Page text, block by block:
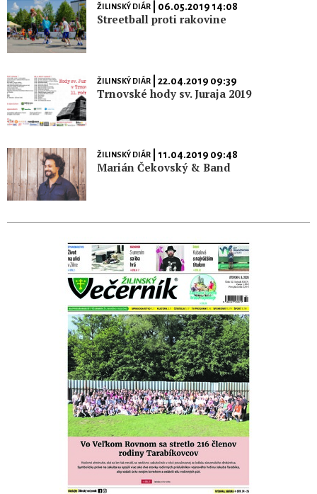
ŽILINSKÝ DIÁR| 06.05.2019 14:08
Streetball proti rakovine
ŽILINSKÝ DIÁR| 22.04.2019 09:39
Trnovské hody sv. Juraja 2019
ŽILINSKÝ DIÁR| 11.04.2019 09:48
Marián Čekovský & Band